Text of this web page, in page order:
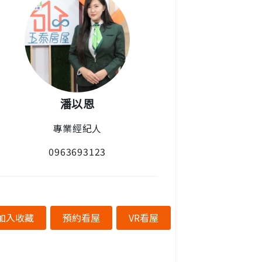
潘以恩
專業經紀人
0963693123
入收藏 預約看屋 VR看屋